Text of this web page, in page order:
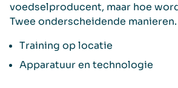
voedselproducent, maar hoe
Twee onderscheidende manieren.
Training op locatie
Apparatuur en technologie